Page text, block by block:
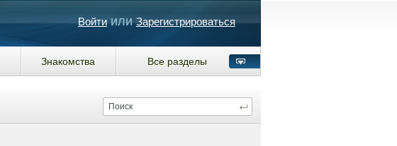
ВойтиилиЗарегистрироваться
Знакомства Все разделы